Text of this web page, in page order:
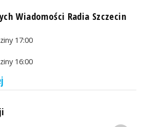
Wiadomości Radia Szczecin
17:00
16:00